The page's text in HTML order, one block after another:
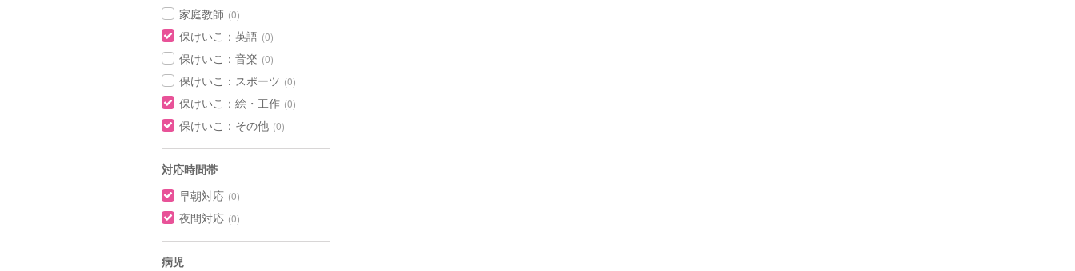
家庭教師 (0)
保けいこ：英語 (0)
保けいこ：音楽 (0)
保けいこ：スポーツ (0)
保けいこ：絵・工作 (0)
保けいこ：その他 (0)
対応時間帯
早朝対応 (0)
夜間対応 (0)
病児